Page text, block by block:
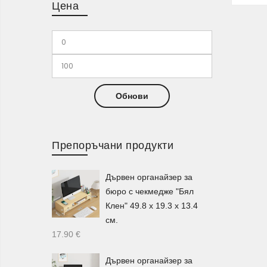
Цена
Обнови
Препоръчани продукти
Дървен органайзер за
бюро с чекмедже "Бял
Клен" 49.8 х 19.3 х 13.4
см.
17.90 €
Дървен органайзер за